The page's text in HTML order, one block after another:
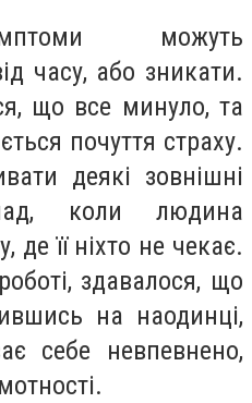
можуть
часу, або зникати.
що все минуло, та
почуття страху.
деякі зовнішні
коли людина
де її ніхто не чекає.
здавалося, що
на наодинці,
себе невпевнено,